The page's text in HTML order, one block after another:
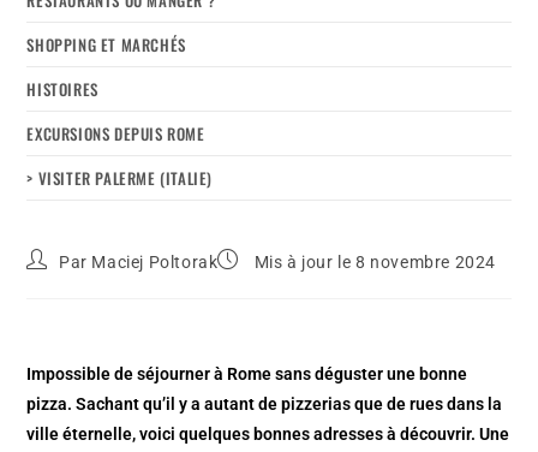
SHOPPING ET MARCHÉS
HISTOIRES
EXCURSIONS DEPUIS ROME
> VISITER PALERME (ITALIE)
Par Maciej Poltorak Mis à jour le 8 novembre 2024
Impossible de séjourner à Rome sans déguster une bonne
pizza. Sachant qu’il y a autant de pizzerias que de rues dans la
ville éternelle, voici quelques bonnes adresses à découvrir. Une